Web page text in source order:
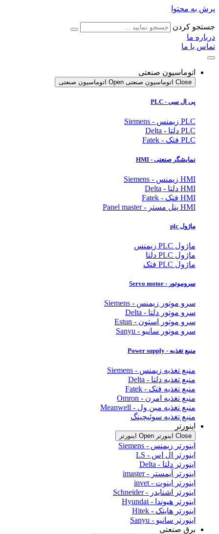
پرش به محتوا
جستجو کردن
درباره ما
تماس با ما
اتوماسیون صنعتی
Close اتوماسیون صنعتی Open اتوماسیون صنعتی
پی ال سی - PLC
PLC زیمنس - Siemens
PLC دلتا - Delta
PLC فتک - Fatek
نمایشگر صنعتی - HMI
HMI زیمنس - Siemens
HMI دلتا - Delta
HMI فتک - Fatek
HMI پنل مستر - Panel master
ماژول plc
ماژول PLC زیمنس
ماژول PLC دلتا
ماژول PLC فتک
سروموتور - Servo motor
سرو موتور زیمنس - Siemens
سرو موتور دلتا - Delta
سرو موتور استون - Estun
سرو موتور سانیو - Sanyu
منبع تغذیه - Power supply
منبع تغذیه زیمنس - Siemens
منبع تغذیه دلتا - Delta
منبع تغذیه فتک - Fatek
منبع تغذیه امرن - Omron
منبع تغذیه مین ول - Meanwell
منبع تغذیه سوئیچینگ
اینورتر
Close اینورتر Open اینورتر
اینورتر زیمنس - Siemens
اینورتر ال اس - LS
اینورتر دلتا - Delta
اینورتر آیمستر - imaster
اینورتر اینوت - invet
اینورتر اشنایدر - Schneider
اینورتر هیوندا - Hyundai
اینورتر هایتک - Hitek
اینورتر سانیو - Sanyu
برق صنعتی